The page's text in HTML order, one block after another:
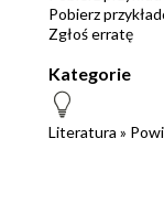
Pobierz
Zgłoś erratę
Kategorie
Literatura »